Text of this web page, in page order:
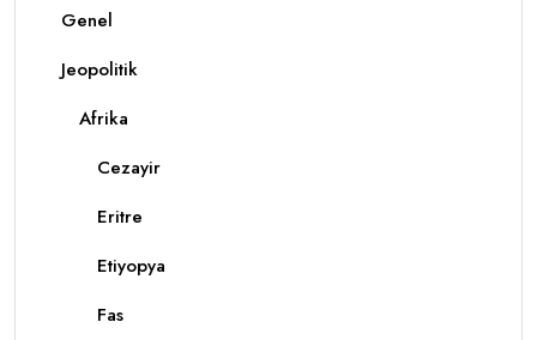
Genel
Jeopolitik
Afrika
Cezayir
Eritre
Etiyopya
Fas